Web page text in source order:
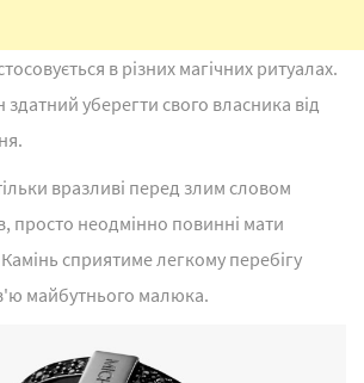
в різних магічних ритуалах.
здатний уберегти свого власника від
вразливі перед злим словом
просто неодмінно повинні мати
сприятиме легкому перебігу
майбутнього малюка.